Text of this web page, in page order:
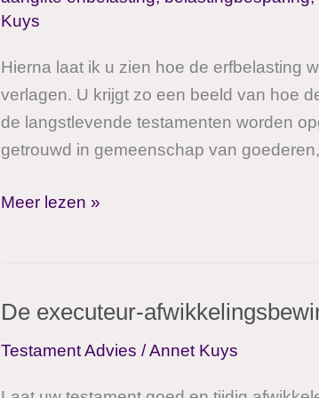
Kuys
Hierna laat ik u zien hoe de erfbelasting
verlagen. U krijgt zo een beeld van hoe
de langstlevende testamenten worden
getrouwd in gemeenschap van
Praktijkvoorbeeld
erfbelasting
Meer lezen »
De executeur-
Testament Advies /Annet Kuys